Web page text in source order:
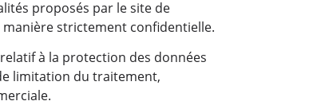
proposés par le site de
manière strictement confidentielle.
à la protection des données
limitation du traitement,